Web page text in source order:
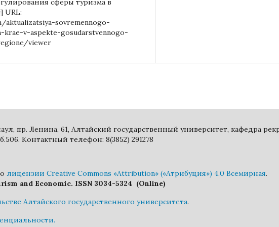
сферы туризма в
URL:
sovremennogo-
krae-v-aspekte-gosudarstvennogo-
viewer
пр. Ленина, 61, Алтайский государственный университет, кафедра
Контактный телефон: 8(3852) 291278
лицензии Creative Commons «Attribution» («Атрибуция») 4.0 Всемирная.
and Economic. ISSN 3034-5324 (Online)
Алтайского государственного университета.